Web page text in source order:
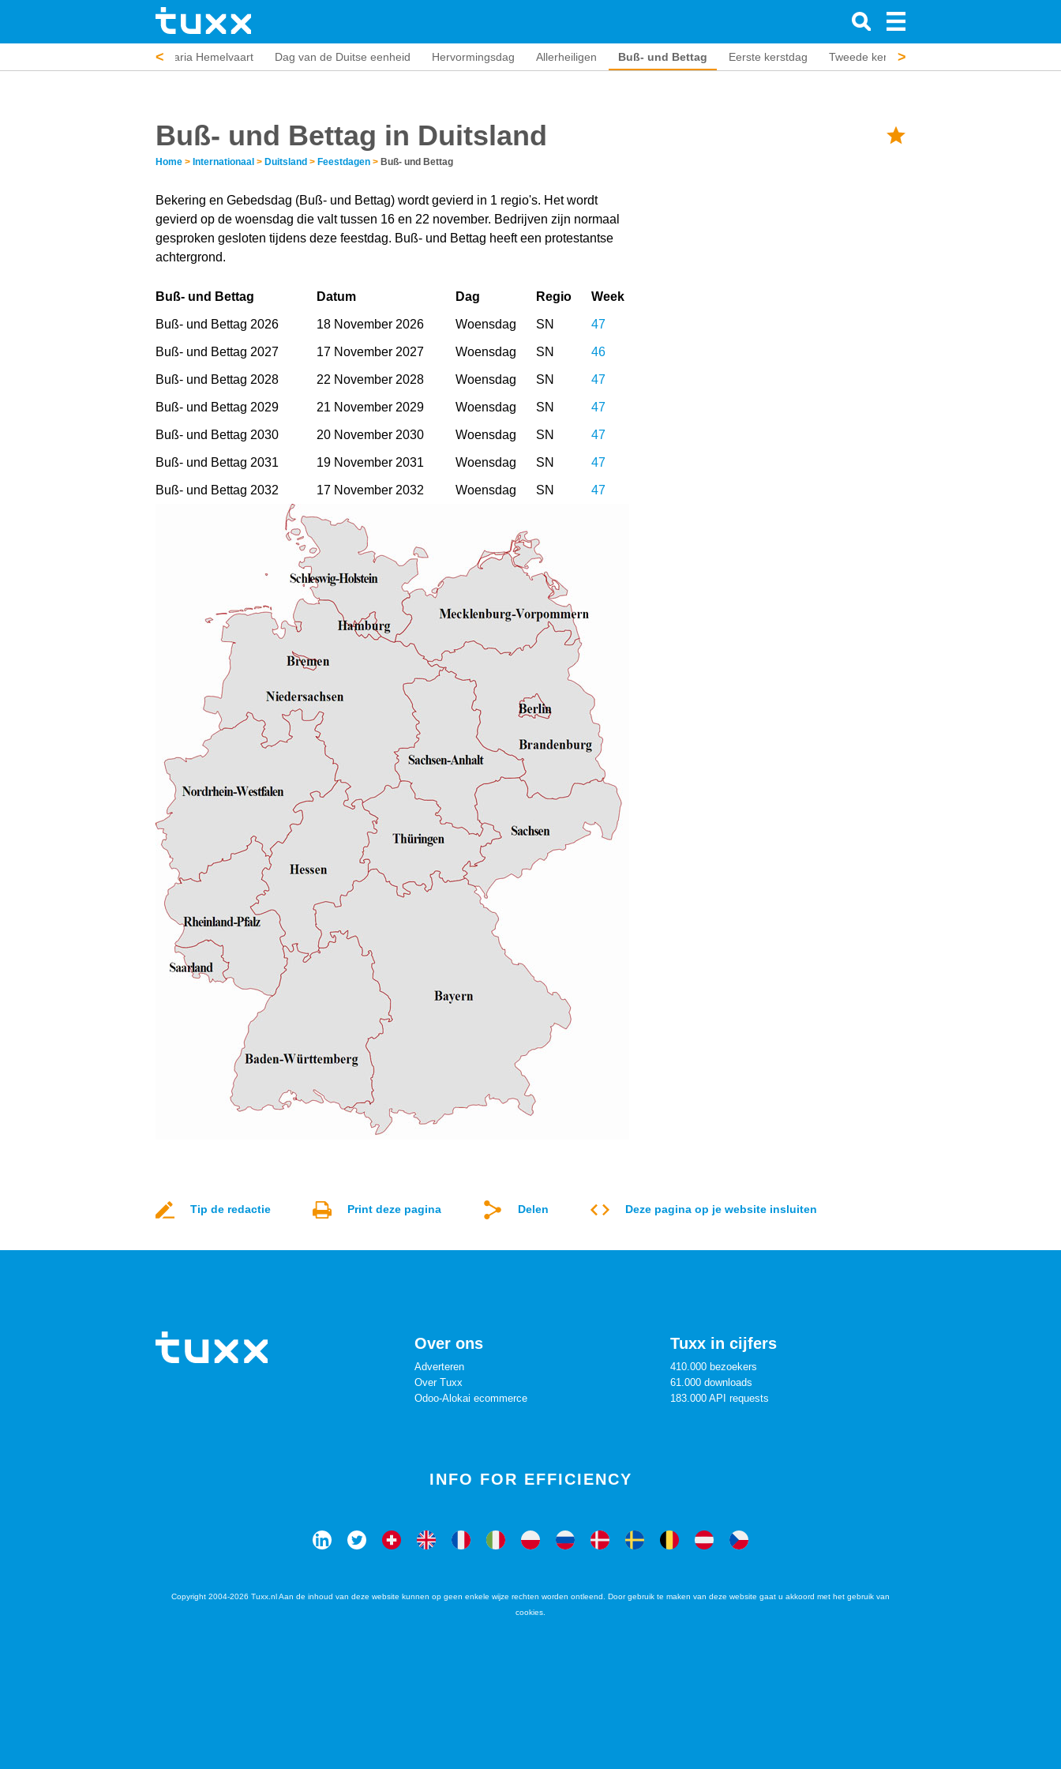
< Maria Hemelvaart Dag van de Duitse eenheid Hervormingsdag Allerheiligen Buß- und Bettag Eerste kerstdag Tweede kerstdag
>
Buß- und Bettag in Duitsland
Home > Internationaal > Duitsland > Feestdagen > Buß- und Bettag
Bekering en Gebedsdag (Buß- und Bettag) wordt gevierd in 1 regio's. Het wordt
gevierd op de woensdag die valt tussen 16 en 22 november. Bedrijven zijn normaal
gesproken gesloten tijdens deze feestdag. Buß- und Bettag heeft een protestantse
achtergrond.
Buß- und Bettag Datum Dag Regio Week
Buß- und Bettag 2026 18 November 2026 Woensdag SN 47
Buß- und Bettag 2027 17 November 2027 Woensdag SN 46
Buß- und Bettag 2028 22 November 2028 Woensdag SN 47
Buß- und Bettag 2029 21 November 2029 Woensdag SN 47
Buß- und Bettag 2030 20 November 2030 Woensdag SN 47
Buß- und Bettag 2031 19 November 2031 Woensdag SN 47
Buß- und Bettag 2032 17 November 2032 Woensdag SN 47
Tip de redactie Print deze pagina Delen Deze pagina op je website insluiten
Over ons
Adverteren
Over Tuxx
Odoo-Alokai ecommerce
Tuxx in cijfers
410.000 bezoekers
61.000 downloads
183.000 API requests
INFO FOR EFFICIENCY
Copyright 2004-2026 Tuxx.nl Aan de inhoud van deze website kunnen op geen enkele wijze rechten worden ontleend. Door gebruik te maken van deze website gaat u akkoord met het gebruik van
cookies.